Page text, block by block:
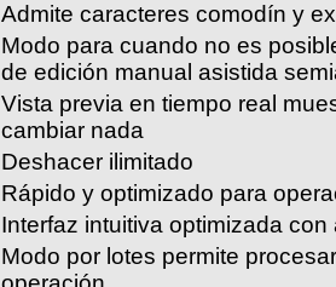
Admite caracteres comodín y
Modo para cuando no es
de edición manual asistida
Vista previa en tiempo real
cambiar nada
Deshacer ilimitado
Rápido y optimizado para
Interfaz intuitiva optimizada
Modo por lotes permite